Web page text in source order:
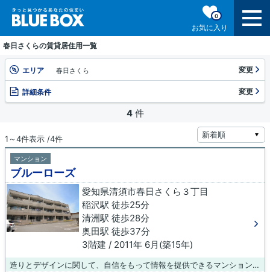
お気に入り
0
春日さくらの賃貸居住用一覧
エリア 春日さくら 変更
詳細条件 変更
4 件
1～4件表示 /4件
マンション
ブルーローズ
愛知県清須市春日さくら３丁目
稲沢駅 徒歩25分
清洲駅 徒歩28分
奥田駅 徒歩37分
3階建 / 2011年 6月(築15年)
造りとデザインに関して、自信をもって情報を提供できるマンションです。お客様の思い描いていた夢の暮らしを。清須市の稲沢近くで実現しましょう。inazawa@bluebox.co.jpから遠慮なくブルーボックス 稲沢支店にご連絡ください。